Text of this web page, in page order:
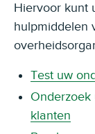
Hiervoor kunt
hulpmiddelen
Test uw
klanten